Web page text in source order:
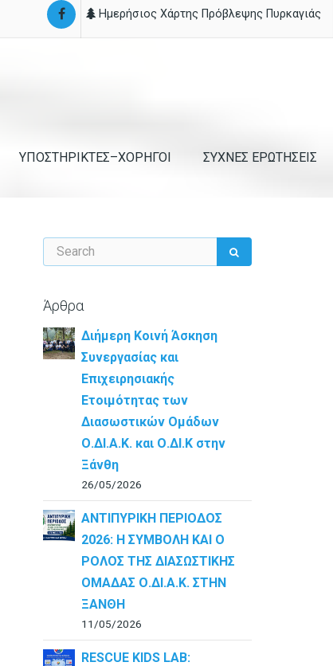
Ημερήσιος Χάρτης Πρόβλεψης Πυρκαγιάς
ΥΠΟΣΤΗΡΙΚΤΕΣ–ΧΟΡΗΓΟΙ ΣΥΧΝΕΣ ΕΡΩΤΗΣΕΙΣ
Άρθρα
Διήμερη Κοινή Άσκηση
Συνεργασίας και
Επιχειρησιακής
Ετοιμότητας των
Διασωστικών Ομάδων
Ο.ΔΙ.Α.Κ. και Ο.ΔΙ.Κ στην
Ξάνθη
26/05/2026
ΑΝΤΙΠΥΡΙΚΗ ΠΕΡΙΟΔΟΣ
2026: Η ΣΥΜΒΟΛΗ ΚΑΙ Ο
ΡΟΛΟΣ ΤΗΣ ΔΙΑΣΩΣΤΙΚΗΣ
ΟΜΑΔΑΣ Ο.ΔΙ.Α.Κ. ΣΤΗΝ
ΞΑΝΘΗ
11/05/2026
RESCUE KIDS LAB: